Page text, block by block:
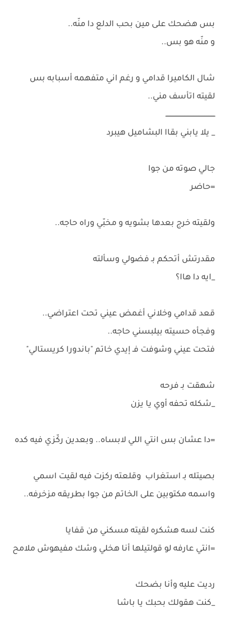
بس هضحك على مين بحب الدلع دا منّه..
و منّه هو بس..
شال الكاميرا قدامي و رغم اني متفهمه أسبابه بس
لقيته اتأسف مني..
ـــــــــــــــــــــــــــــــــــــــــــــــــ
_ يلا يابني بقاا البشاميل هيبرد
جالي صوته من جوا
=حاضر
ولقيته خرج بعدها بشويه و مخبّي وراه حاجه..
مقدرتش أتحكم بـ فضولي وسألته
_ايه دا هاا؟
قعد قدامي وخلاني أغمض عيني تحت اعتراضي..
وفجأه حسيته بيلبسني حاجه..
فتحت عيني وشوفت فـ إيدي خاتم "باندورا كريستالي"
شهقت بـ فرحه
_شكله تحفه أوي يا يزن
=دا عشان بس انتي اللي لابساه.. وبعدين ركّزي فيه كده
بصيتله بـ استغراب وقلعته ركزت فيه لقيت اسمي
واسمه مكتوبين على الخاتم من جوا بطريقه مزخرفه..
كنت لسه هشكره لقيته مسكني من قفايا
=انتي عارفه لو قولتيلها أنا هخلي وشك مفيهوش ملامح
رديت عليه وأنا بضحك
_كنت هقولك بحبك يا باشا